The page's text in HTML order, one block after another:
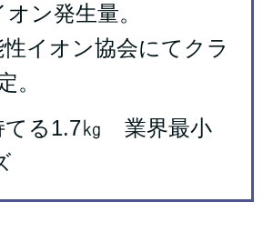
ン発生量。
性イオン協会にてクラ
。
てる1.7㎏ 業界最小